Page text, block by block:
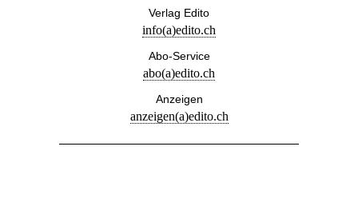
Verlag Edito
info(a)edito.ch
Abo-Service
abo(a)edito.ch
Anzeigen
anzeigen(a)edito.ch